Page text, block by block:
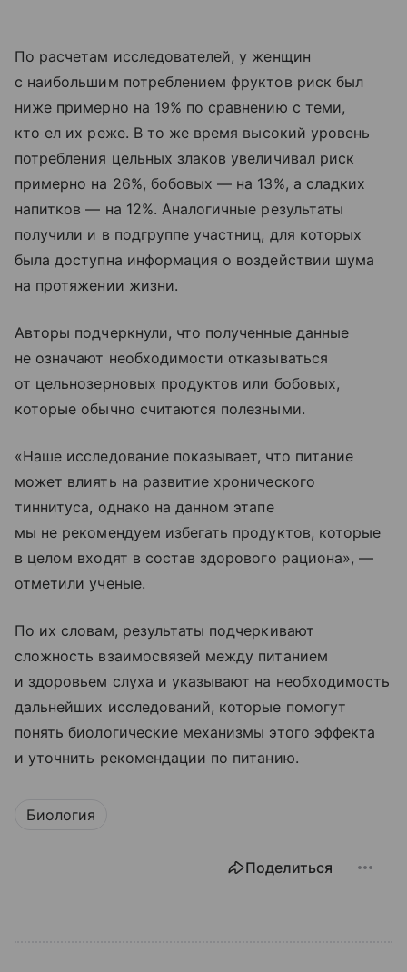
По расчетам исследователей, у женщин
с наибольшим потреблением фруктов риск был
ниже примерно на 19% по сравнению с теми,
кто ел их реже. В то же время высокий уровень
потребления цельных злаков увеличивал риск
примерно на 26%, бобовых — на 13%, а сладких
напитков — на 12%. Аналогичные результаты
получили и в подгруппе участниц, для которых
была доступна информация о воздействии шума
на протяжении жизни.
Авторы подчеркнули, что полученные данные
не означают необходимости отказываться
от цельнозерновых продуктов или бобовых,
которые обычно считаются полезными.
«Наше исследование показывает, что питание
может влиять на развитие хронического
тиннитуса, однако на данном этапе
мы не рекомендуем избегать продуктов, которые
в целом входят в состав здорового рациона», —
отметили ученые.
По их словам, результаты подчеркивают
сложность взаимосвязей между питанием
и здоровьем слуха и указывают на необходимость
дальнейших исследований, которые помогут
понять биологические механизмы этого эффекта
и уточнить рекомендации по питанию.
Биология
Поделиться